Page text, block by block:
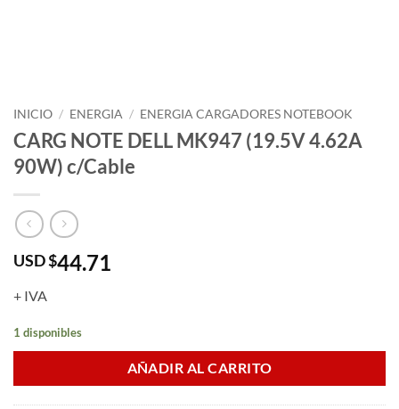
INICIO / ENERGIA / ENERGIA CARGADORES NOTEBOOK
CARG NOTE DELL MK947 (19.5V 4.62A
90W) c/Cable
USD $44.71
+ IVA
1 disponibles
AÑADIR AL CARRITO